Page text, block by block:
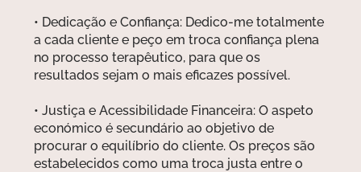
• Dedicação e Confiança: Dedico-me totalmente
a cada cliente e peço em troca confiança plena
no processo terapêutico, para que os
resultados sejam o mais eficazes possível.
• Justiça e Acessibilidade Financeira: O aspeto
económico é secundário ao objetivo de
procurar o equilíbrio do cliente. Os preços são
estabelecidos como uma troca justa entre o